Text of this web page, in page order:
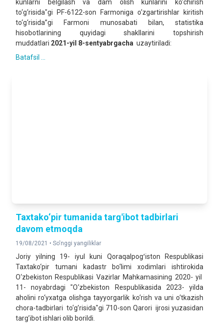
kunlarni belgilash va dam olish kunlarini ko‘chirish
to‘g‘risida"gi PF-6122-son Farmoniga o‘zgartirishlar kiritish
to‘g‘risida”gi Farmoni munosabati bilan, statistika
hisobotlarining quyidagi shakllarini topshirish
muddatlari 2021-yil 8-sentyabrgacha uzaytiriladi:
Batafsil ...
Taxtako‘pir tumanida targ'ibot tadbirlari
davom etmoqda
19/08/2021 • So'nggi yangiliklar
Joriy yilning 19- iyul kuni Qoraqalpogʻiston Respublikasi
Taxtako‘pir tumani kadastr bo‘limi xodimlari ishtirokida
O‘zbekiston Respublikasi Vazirlar Mahkamasining 2020- yil
11- noyabrdagi "O‘zbekiston Respublikasida 2023- yilda
aholini ro‘yxatga olishga tayyorgarlik ko‘rish va uni o‘tkazish
chora-tadbirlari to‘g’risida"gi 710-son Qarori ijrosi yuzasidan
targ’ibot ishlari olib borildi.